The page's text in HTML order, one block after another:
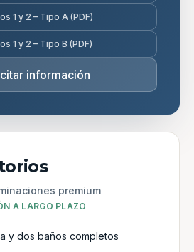
1 y 2 – Tipo A (PDF)
1 y 2 – Tipo B (PDF)
información
premium
A LARGO PLAZO
y dos baños completos